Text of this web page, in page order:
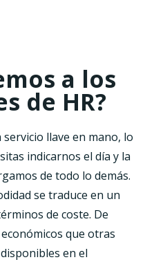
a los
de HR?
llave en mano, lo
indicarnos el día y la
de todo lo demás.
se traduce en un
de coste. De
que otras
en el